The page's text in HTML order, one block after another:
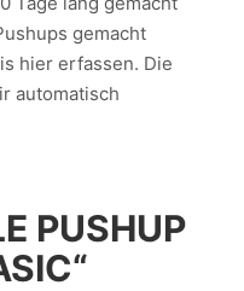
gemacht
hier erfassen. Die
automatisch
PUSHUP